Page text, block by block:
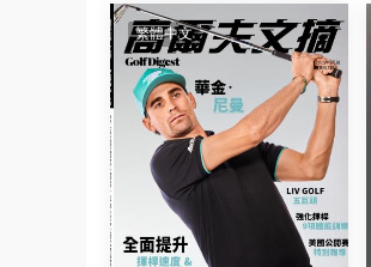
繁體中文